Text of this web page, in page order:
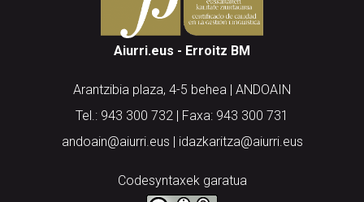
Aiurri.eus - Erroitz BM
Arantzibia plaza, 4-5 behea | ANDOAIN
Tel.: 943 300 732 | Faxa: 943 300 731
andoain@aiurri.eus | idazkaritza@aiurri.eus
Codesyntaxek garatua